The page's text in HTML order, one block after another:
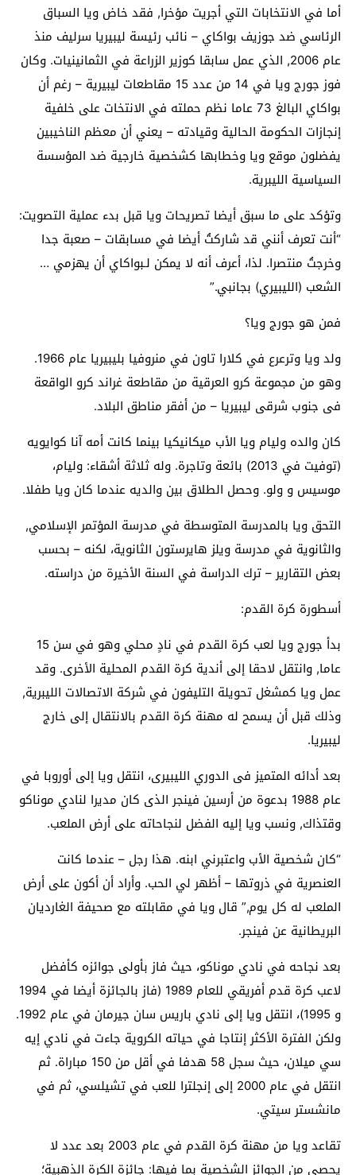
أما في الانتخابات التي أجريت مؤخرا, فقد خاض ويا السباق
الرئاسي ضد جوزيف بواكاي – نائب رئيسة ليبيريا سرليف منذ
عام 2006, الذي عمل سابقا كوزير الزراعة في الثمانينيات. وكان
فوز جورج ويا في 14 من عدد 15 مقاطعات ليبيرية – رغم أن
بواكاي البالغ 73 عاما نظم حملته في الانتخات على خلفية
إنجازات الحكومة الحالية وقيادته – يعني أن معظم الناخيبين
يفضلون موقع ويا وخطابها كشخصية خارجية ضد المؤسسة
السياسية الليبرية.
وتؤكد على ما سبق أيضا تصريحات ويا قبل بدء عملية التصويت:
“أنت تعرف أنني قد شاركتُ أيضا في مسابقات – صعبة جدا
وخرجتُ منتصرا. لذا، أعرف أنه لا يمكن لـبواكاي أن يهزمي …
الشعب (الليبيري) بجانبي.”
فمن هو جورج ويا؟
ولد ويا وترعرع في كلارا تاون في منروفيا بليبيريا عام 1966.
وهو من مجموعة كرو العرقية من مقاطعة غراند كرو الواقعة
فى جنوب شرقى ليبيريا – من أفقر مناطق البلاد.
كان والده وليام ويا الأب ميكانيكيا بينما كانت أمه آنا كوايويه
(توفيت في 2013) بائعة وتاجرة. وله ثلاثة أشقاء: وليام،
موسيس و ولو. وحصل الطلاق بين والديه عندما كان ويا طفلا.
التحق ويا بالمدرسة المتوسطة في مدرسة المؤتمر الإسلامي,
والثانوية في مدرسة ويلز هايرستون الثانوية، لكنه – بحسب
بعض التقارير – ترك الدراسة في السنة الأخيرة من دراسته.
أسطورة كرة القدم:
بدأ جورج ويا لعب كرة القدم في نادٍ محلي وهو في سن 15
عاما, وانتقل لاحقا إلى أندية كرة القدم المحلية الأخرى. وقد
عمل ويا كمشغل تحويلة التليفون في شركة الاتصالات الليبرية,
وذلك قبل أن يسمح له مهنة كرة القدم بالانتقال إلى خارج
ليبيريا.
بعد أدائه المتميز فى الدوري الليبيرى، انتقل ويا إلى أوروبا في
عام 1988 بدعوة من أرسين فينجر الذى كان مديرا لنادي موناكو
وقتذاك, ونسب ويا إليه الفضل لنجاحاته على أرض الملعب.
“كان شخصية الأب واعتبرني ابنه. هذا رجل – عندما كانت
العنصرية في ذروتها – أظهر لي الحب. وأراد أن أكون على أرض
الملعب له كل يوم,” قال ويا في مقابلته مع صحيفة الغارديان
البريطانية عن فينجر.
بعد نجاحه في نادي موناكو، حيث فاز بأولى جوائزه كأفضل
لاعب كرة قدم أفريقي للعام 1989 (فاز بالجائزة أيضا في 1994
و 1995)، انتقل ويا إلى نادي باريس سان جيرمان في عام 1992.
ولكن الفترة الأكثر إنتاجا في حياته الكروية جاءت في نادي إيه
سي ميلان، حيث سجل 58 هدفا في أقل من 150 مباراة. ثم
انتقل في عام 2000 إلى إنجلترا للعب في تشيلسي، ثم في
مانشستر سيتي.
تقاعد ويا من مهنة كرة القدم في عام 2003 بعد عدد لا
يحصى من الجوائز الشخصية بما فيها: جائزة الكرة الذهبية؛